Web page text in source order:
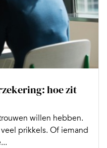
hoe zit
willen hebben.
prikkels. Of iemand